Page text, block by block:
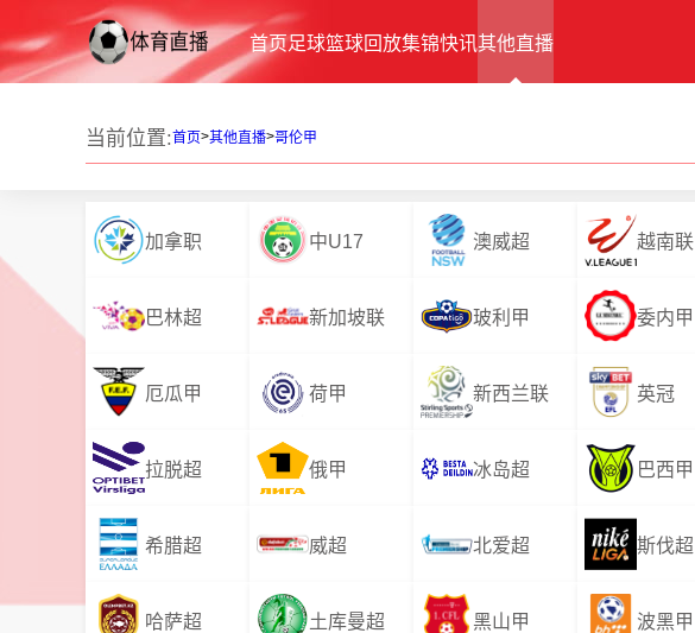
首页足球篮球回放集锦快讯其他直播
当前位置:首页>其他直播>哥伦甲
加拿职 中U17 澳威超 越南联
巴林超 新加坡联 玻利甲 委内甲
厄瓜甲 荷甲 新西兰联 英冠
拉脱超 俄甲 冰岛超 巴西甲
希腊超 威超 北爱超 斯伐超
哈萨超 土库曼超 黑山甲 波黑甲